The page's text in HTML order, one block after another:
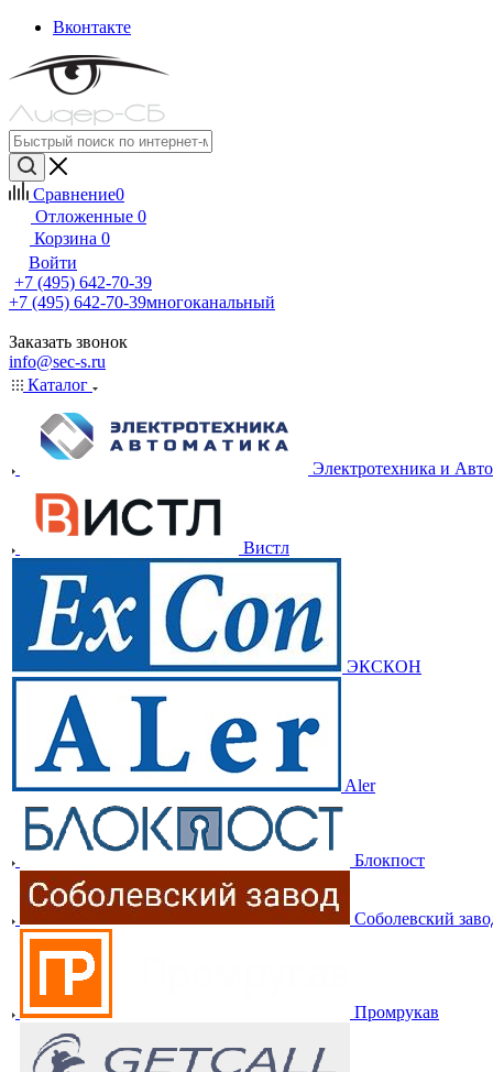
Вконтакте
Сравнение0
Отложенные 0
Корзина 0
Войти
+7 (495) 642-70-39
+7 (495) 642-70-39многоканальный
Заказать звонок
info@sec-s.ru
Каталог
Электротехника и
Вистл
ЭКСКОН
Aler
Блокпост
Соболевский
Промрукав